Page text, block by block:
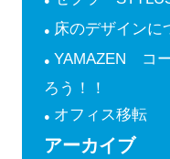
床のデザインに
YAMAZEN コ
ろう！！
オフィス移転
アーカイブ